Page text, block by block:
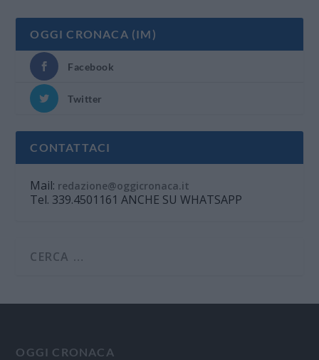
OGGI CRONACA (IM)
Facebook
Twitter
CONTATTACI
Mail: redazione@oggicronaca.it
Tel. 339.4501161 ANCHE SU WHATSAPP
OGGI CRONACA